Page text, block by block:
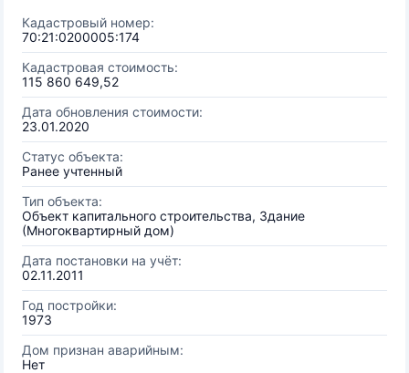
Кадастровый номер:
70:21:0200005:174
Кадастровая стоимость:
115 860 649,52
Дата обновления стоимости:
23.01.2020
Статус объекта:
Ранее учтенный
Тип объекта:
Объект капитального строительства, Здание
(Многоквартирный дом)
Дата постановки на учёт:
02.11.2011
Год постройки:
1973
Дом признан аварийным:
Нет